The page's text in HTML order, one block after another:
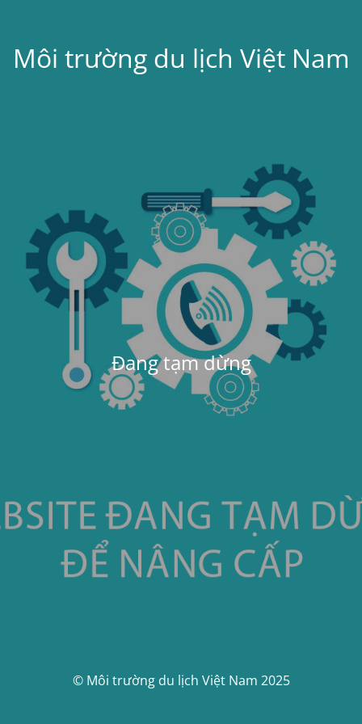
Môi trường du lịch Việt Nam
Đang tạm dừng
© Môi trường du lịch Việt Nam 2025